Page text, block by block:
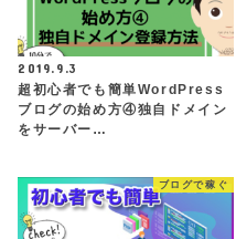
2019.9.3
超初心者でも簡単WordPress
ブログの始め方④独自ドメイン
をサーバー…
ブログで稼ぐ